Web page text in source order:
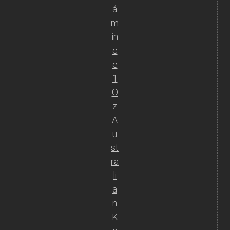
á
m
in
c
e
1
O
z
A
u
st
ra
li
a
n
K